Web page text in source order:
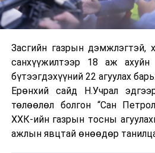
Замын хөгжлийн газрын
төлөвлөлтийн хэлтсийн
-Энэ жил нийслэлийн
хүний зам шинэчлэн
нь хүн амын нягтаршил
ихтэй авто замуудыг сонгон
Засгийн газрын дэмжлэгтэй,
санхүүжилтээр 18 аж
бүтээгдэхүүний 22 агуулах
Ерөнхий сайд Н.Учрал
төлөөлөл болгон “Сан
ХХК-ийн газрын тосны
ажлын явцтай өнөөдөр